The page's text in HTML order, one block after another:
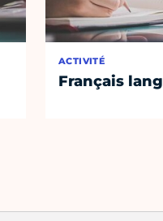
ACTIVITÉ
Français